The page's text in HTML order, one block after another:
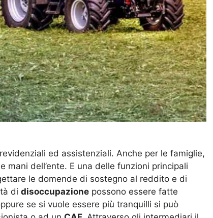
ed assistenziali. Anche per le famiglie,
mani dell’ente. E una delle funzioni principali
le domende di sostegno al reddito e di
di disoccupazione possono essere fatte
se si vuole essere più tranquilli si può